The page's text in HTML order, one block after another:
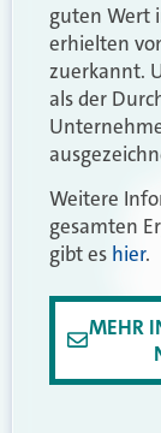
guten Wert
erhielten
zuerkannt.
als der
Weitere
gesamten
gibt es hier.
MEHR